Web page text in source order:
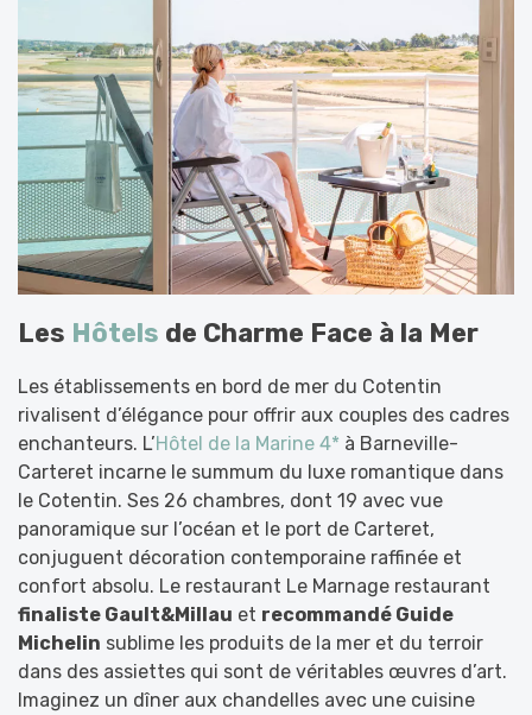
Les Hôtels de Charme Face à la Mer
Les établissements en bord de mer du Cotentin
rivalisent d’élégance pour offrir aux couples des cadres
enchanteurs. L’Hôtel de la Marine 4* à Barneville-
Carteret incarne le summum du luxe romantique dans
le Cotentin. Ses 26 chambres, dont 19 avec vue
panoramique sur l’océan et le port de Carteret,
conjuguent décoration contemporaine raffinée et
confort absolu. Le restaurant Le Marnage restaurant
finaliste Gault&Millau et recommandé Guide
Michelin sublime les produits de la mer et du terroir
dans des assiettes qui sont de véritables œuvres d’art.
Imaginez un dîner aux chandelles avec une cuisine